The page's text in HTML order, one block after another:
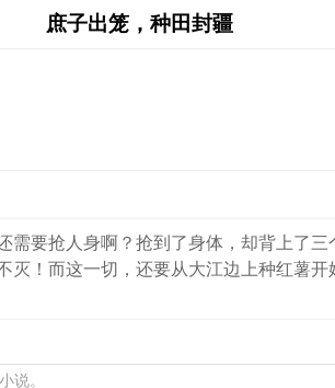
庶子出笼，种田封疆
要抢人身啊？抢到了身体，却背上了
！而这一切，还要从大江边上种红薯
说。